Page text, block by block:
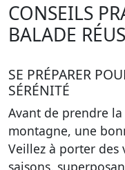
CONSEILS
BALADE
SE PRÉPARER
SÉRÉNITÉ
Avant de prendre
montagne, une
Veillez à porter des
saisons,